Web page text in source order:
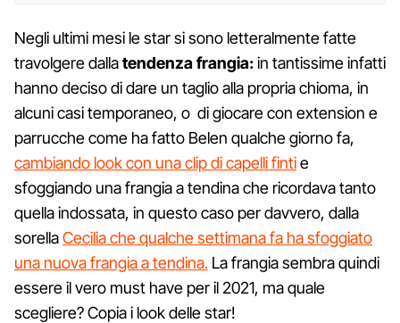
Negli ultimi mesi le star si sono letteralmente fatte
travolgere dallatendenza frangia:in tantissime infatti
hanno deciso di dare un taglio alla propria chioma, in
alcuni casi temporaneo, o di giocare con extension e
parrucche come ha fatto Belen qualche giorno fa,
cambiando look con una clip di capelli fintie
sfoggiando una frangia a tendina che ricordava tanto
quella indossata, in questo caso per davvero, dalla
sorellaCecilia che qualche settimana fa ha sfoggiato
una nuova frangia a tendina. La frangia sembra quindi
essere il vero must have per il 2021, ma quale
scegliere? Copia i look delle star!